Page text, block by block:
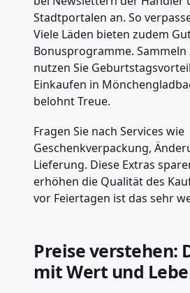
Stadtportalen an. So
Viele Läden bieten zudem
Bonusprogramme. Sammeln
nutzen Sie
Einkaufen in
belohnt Treue.
Fragen Sie nach Services wie
Geschenkverpackung,
Lieferung. Diese Extras
erhöhen die Qualität des
vor Feiertagen ist das sehr
Preise verstehen:
mit Wert und